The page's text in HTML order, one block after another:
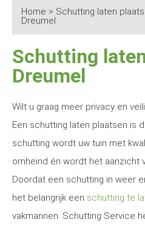
Home > Schutting laten
Dreumel
Schutting
Dreumel
Wilt u graag meer privacy en
Een schutting laten plaatsen is
schutting wordt uw tuin met
omheind én wordt het aanzicht
Doordat een schutting in weer
het belangrijk een schutting te
vakmannen. Schutting Service